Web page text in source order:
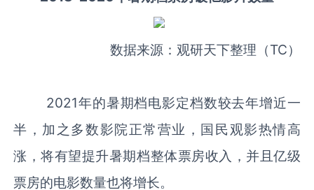
数据来源：观研天下整理（TC）
2021年的暑期档电影定档数较去年增近一
半，加之多数影院正常营业，国民观影热情高
涨，将有望提升暑期档整体票房收入，并且亿级
票房的电影数量也将增长。